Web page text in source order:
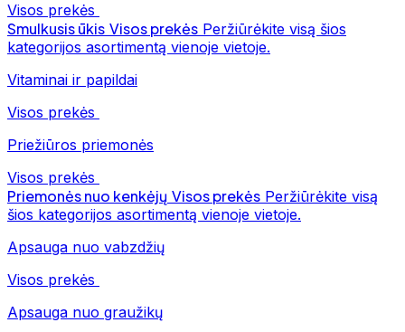
Visos prekės
Smulkusis ūkis Visos prekės Peržiūrėkite visą šios
kategorijos asortimentą vienoje vietoje.
Vitaminai ir papildai
Visos prekės
Priežiūros priemonės
Visos prekės
Priemonės nuo kenkėjų Visos prekės Peržiūrėkite visą
šios kategorijos asortimentą vienoje vietoje.
Apsauga nuo vabzdžių
Visos prekės
Apsauga nuo graužikų